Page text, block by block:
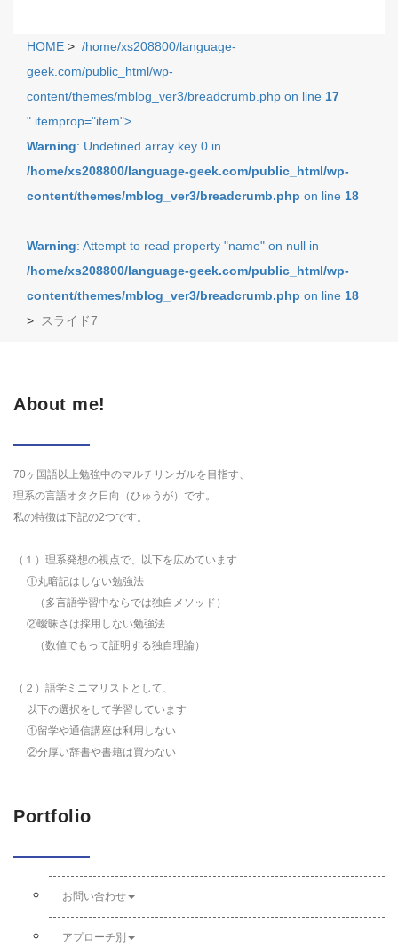
HOME > /home/xs208800/language-
geek.com/public_html/wp-
content/themes/mblog_ver3/breadcrumb.php on line 17
" itemprop="item">
Warning: Undefined array key 0 in
/home/xs208800/language-geek.com/public_html/wp-
content/themes/mblog_ver3/breadcrumb.php on line 18
Warning: Attempt to read property "name" on null in
/home/xs208800/language-geek.com/public_html/wp-
content/themes/mblog_ver3/breadcrumb.php on line 18
>
スライド7
About me!
70ヶ国語以上勉強中のマルチリンガルを目指す、
理系の言語オタク日向（ひゅうが）です。
私の特徴は下記の2つです。
（１）理系発想の視点で、以下を広めています
①丸暗記はしない勉強法
（多言語学習中ならでは独自メソッド）
②曖昧さは採用しない勉強法
（数値でもって証明する独自理論）
（２）語学ミニマリストとして、
以下の選択をして学習しています
①留学や通信講座は利用しない
②分厚い辞書や書籍は買わない
Portfolio
お問い合わせ
アプローチ別